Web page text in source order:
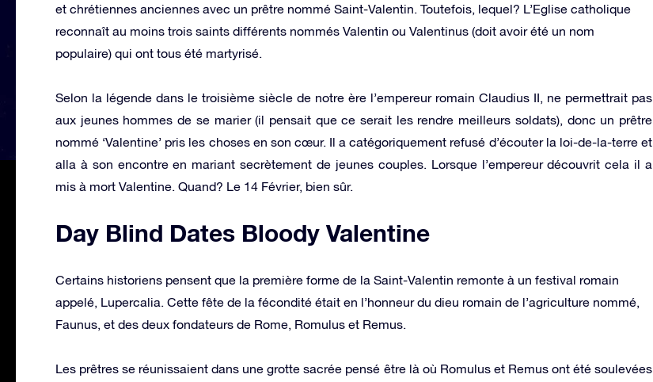
et chrétiennes anciennes avec un prêtre nommé Saint-Valentin. Toutefois, lequel? L’Eglise catholique
reconnaît au moins trois saints différents nommés Valentin ou Valentinus (doit avoir été un nom
populaire) qui ont tous été martyrisé.
Selon la légende dans le troisième siècle de notre ère l’empereur romain Claudius II, ne permettrait pas
aux jeunes hommes de se marier (il pensait que ce serait les rendre meilleurs soldats), donc un prêtre
nommé ‘Valentine’ pris les choses en son cœur. Il a catégoriquement refusé d’écouter la loi-de-la-terre et
alla à son encontre en mariant secrètement de jeunes couples. Lorsque l’empereur découvrit cela il a
mis à mort Valentine. Quand? Le 14 Février, bien sûr.
Day Blind Dates Bloody Valentine
Certains historiens pensent que la première forme de la Saint-Valentin remonte à un festival romain
appelé, Lupercalia. Cette fête de la fécondité était en l’honneur du dieu romain de l’agriculture nommé,
Faunus, et des deux fondateurs de Rome, Romulus et Remus.
Les prêtres se réunissaient dans une grotte sacrée pensé être là où Romulus et Remus ont été soulevées